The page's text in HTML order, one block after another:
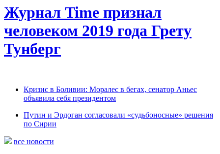
Журнал Time признал
человеком 2019 года Грету
Тунберг
Кризис в Боливии: Моралес в бегах, сенатор Аньес
объявила себя президентом
Путин и Эрдоган согласовали «судьбоносные» решения
по Сирии
все новости